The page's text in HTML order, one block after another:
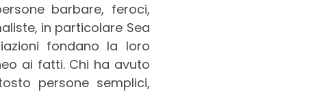
barbare, feroci,
in particolare Sea
fondano la loro
ai fatti. Chi ha avuto
persone semplici,